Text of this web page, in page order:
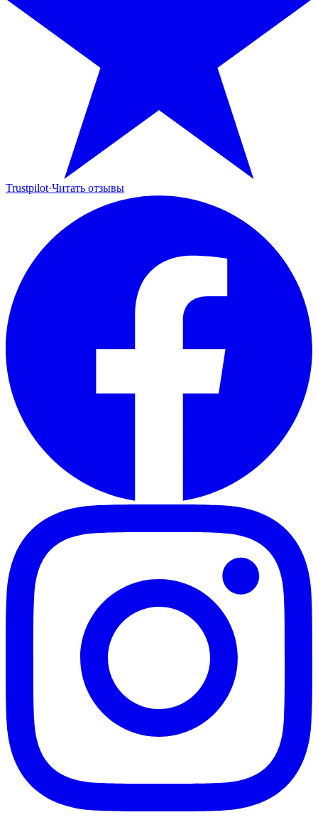
Trustpilot·Читать отзывы